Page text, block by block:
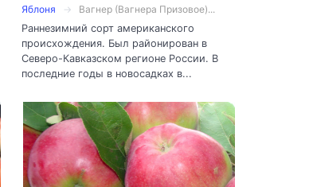
Яблоня
Вагнер (Вагнера Призовое)...
Раннезимний сорт американского
происхождения. Был районирован в
Северо-Кавказском регионе России. В
последние годы в новосадках в...